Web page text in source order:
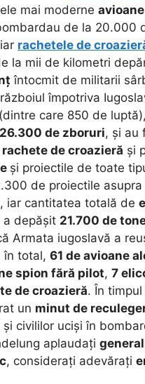
mai moderne avioane
de la 20.000
rachetele de
la mii de kilometri
întocmit de militarii
împotriva
(dintre care 850 de
26.300 de zboruri, și au
de croazieră și
și proiectile de toate
de proiectile
iar cantitatea totală de
a depășit 21.700 de
Armata iugoslavă a
în total, 61 de avioane
spion fără pilot, 7
de croazieră. În
un minut de
și civililor uciși în
aplaudați
, considerați adevărați